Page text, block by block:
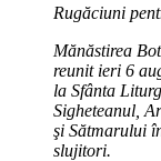
Rugăciuni
Mănăstirea
reunit ieri 6
la Sfânta
Sigheteanul,
şi Sătmarului
slujitori.